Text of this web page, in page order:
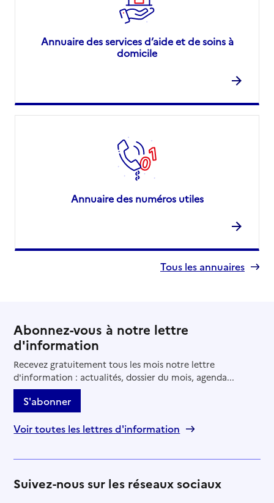
Annuaire des services d’aide et de soins à
domicile
Annuaire des numéros utiles
Tous les annuaires
Abonnez-vous à notre lettre
d'information
Recevez gratuitement tous les mois notre lettre
d'information : actualités, dossier du mois, agenda...
S'abonner
Voir toutes les lettres d'information
Suivez-nous sur les réseaux sociaux